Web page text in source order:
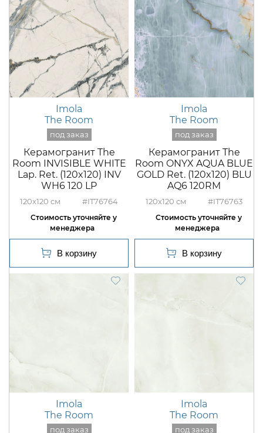
Imola
The Room
Керамогранит The
Room INVISIBLE WHITE
Lap. Ret. (120x120) INV
WH6 120 LP
120x120 #IT76764
Imola
The Room
Керамогранит The
Room ONYX AQUA BLUE
GOLD Ret. (120x120) BLU
AQ6 120RM
120x120 #IT76763
Imola
The Room
Imola
The Room